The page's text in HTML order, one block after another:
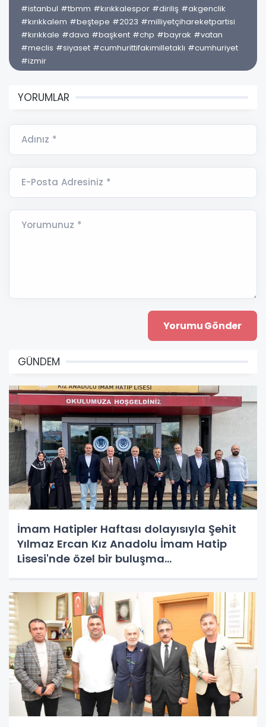
#istanbul #tbmm #kırıkkalespor #diriliş #akgenclik
#kırıkkalem #beştepe #2023 #milliyetçihareketpartisi
#kırıkkale #dava #başkent #chp #bayrak #vatan
#meclis #siyaset #cumhurittifakımilletaklı #cumhuriyet
#izmir
YORUMLAR
Adınız *
E-Posta Adresiniz *
Yorumunuz *
GÜNDEM
İmam Hatipler Haftası dolayısıyla Şehit
Yılmaz Ercan Kız Anadolu İmam Hatip
Lisesi'nde özel bir buluşma